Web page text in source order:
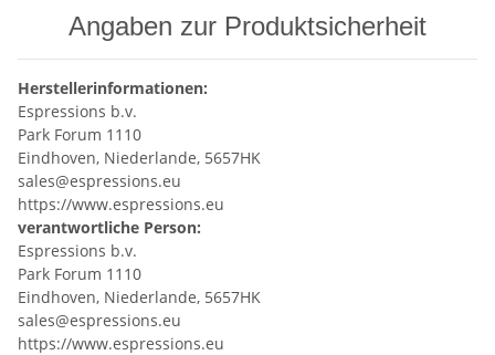
Angaben zur Produktsicherheit
Herstellerinformationen:
Espressions b.v.
Park Forum 1110
Eindhoven, Niederlande, 5657HK
sales@espressions.eu
https://www.espressions.eu
verantwortliche Person:
Espressions b.v.
Park Forum 1110
Eindhoven, Niederlande, 5657HK
sales@espressions.eu
https://www.espressions.eu